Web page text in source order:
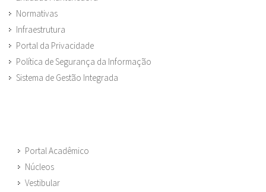
Normativas
Infraestrutura
Portal da Privacidade
Política de Segurança da Informação
Sistema de Gestão Integrada
Portal Acadêmico
Núcleos
Vestibular